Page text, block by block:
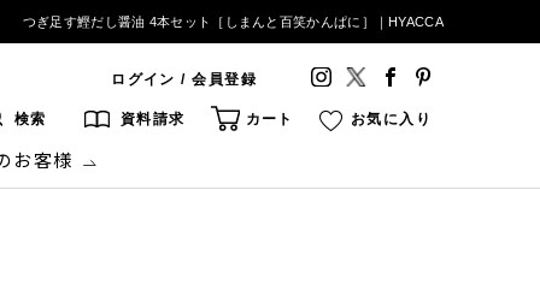
つぎ足す鰹だし醤油 4本セット［しまんと百笑かんぱに］｜HYACCA
ログイン / 会員登録
検索 資料請求 カート お気に入り
お客様